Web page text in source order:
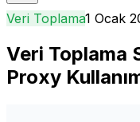
Veri Toplama1 Ocak
Veri Toplama
Proxy